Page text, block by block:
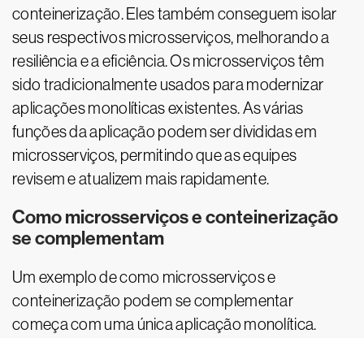
conteinerização. Eles também conseguem isolar
seus respectivos microsserviços, melhorando a
resiliência e a eficiência. Os microsserviços têm
sido tradicionalmente usados para modernizar
aplicações monolíticas existentes. As várias
funções da aplicação podem ser divididas em
microsserviços, permitindo que as equipes
revisem e atualizem mais rapidamente.
Como microsserviços e conteinerização
se complementam
Um exemplo de como microsserviços e
conteinerização podem se complementar
começa com uma única aplicação monolítica.